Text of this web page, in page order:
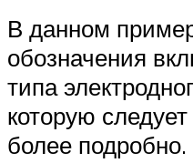
В данном
обозначения
типа
которую
более подробно.